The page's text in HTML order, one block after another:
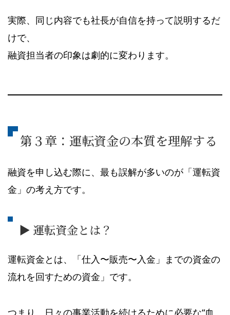
実際、同じ内容でも社長が自信を持って説明するだ
けで、
融資担当者の印象は劇的に変わります。
第３章：運転資金の本質を理解する
融資を申し込む際に、最も誤解が多いのが「運転資
金」の考え方です。
▶ 運転資金とは？
運転資金とは、「仕入〜販売〜入金」までの資金の
流れを回すための資金」です。